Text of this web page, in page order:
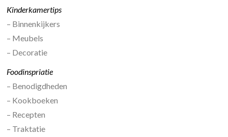
Kinderkamertips
– Binnenkijkers
– Meubels
– Decoratie
Foodinspriatie
– Benodigdheden
– Kookboeken
– Recepten
– Traktatie